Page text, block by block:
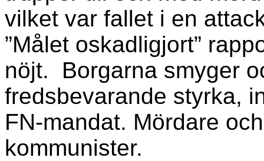
vilket var fallet i en
”Målet oskadligjort”
nöjt. Borgarna smyger
fredsbevarande styrka,
FN-mandat. Mördare
kommunister.